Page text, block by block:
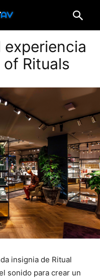
experiencia
Rituals
insignia de Ritual
sonido para crear un